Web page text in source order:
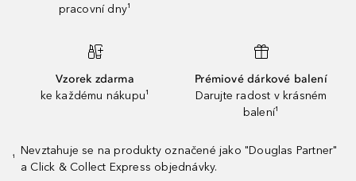
pracovní dny¹
Vzorek zdarma
ke každému nákupu¹
Prémiové dárkové balení
Darujte radost v krásném
balení¹
¹
Nevztahuje se na produkty označené jako "Douglas Partner"
a Click & Collect Express objednávky.